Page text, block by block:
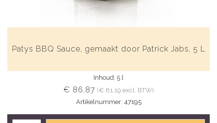
Patys BBQ Sauce, gemaakt door Patrick Jabs, 5 L
Inhoud: 5 l
€ 86,87 (€ 81,19 excl. BTW)
Artikelnummer: 47195